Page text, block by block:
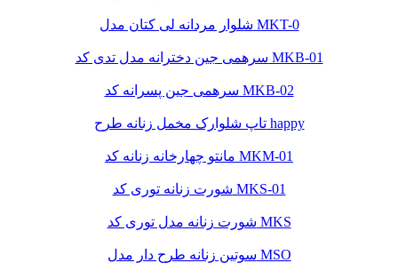
شلوار مردانه لی کتان مدل MKT-0
سرهمی جین دخترانه مدل تدی کد MKB-01
سرهمی جین پسرانه کد MKB-02
تاپ شلوارک مخمل زنانه طرح happy
مانتو چهارخانه زنانه کد MKM-01
شورت زنانه توری کد MKS-01
شورت زنانه مدل توری کد MKS
سوتین زنانه طرح دار مدل MSO